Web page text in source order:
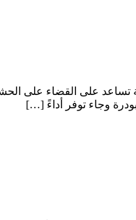
تساعد على القضاء على
وجاء توفر أداءً […]